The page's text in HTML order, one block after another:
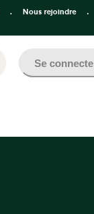
Nous rejoindre
Se